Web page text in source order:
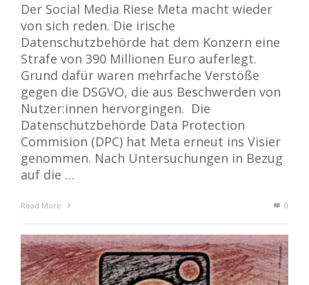
Der Social Media Riese Meta macht wieder
von sich reden. Die irische
Datenschutzbehörde hat dem Konzern eine
Strafe von 390 Millionen Euro auferlegt.
Grund dafür waren mehrfache Verstöße
gegen die DSGVO, die aus Beschwerden von
Nutzer:innen hervorgingen. Die
Datenschutzbehörde Data Protection
Commision (DPC) hat Meta erneut ins Visier
genommen. Nach Untersuchungen in Bezug
auf die …
Read More 0